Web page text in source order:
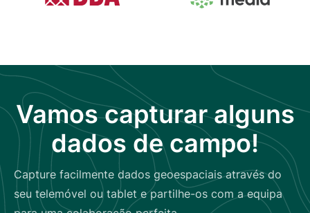
Vamos capturar alguns
dados de campo!
Capture facilmente dados geoespaciais através do
seu telemóvel ou tablet e partilhe-os com a equipa